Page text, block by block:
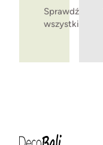
Sprawdź
wszystkie